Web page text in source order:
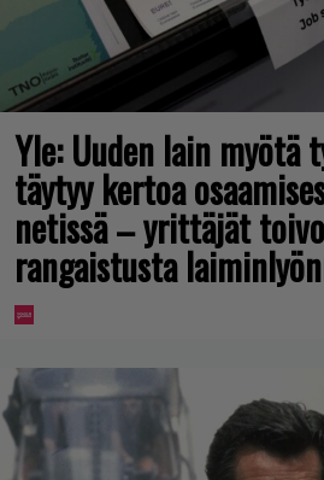
Yle: Uuden lain myötä
täytyy kertoa
netissä – yrittäjät
rangaistusta